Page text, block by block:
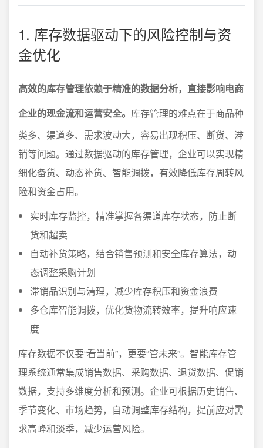
1. 库存数据驱动下的风险控制与资
金优化
高效的库存管理依赖于精准的数据分析，直接影响电商
企业的现金流和运营安全。 库存管理的难点在于商品种
类多、渠道多、需求波动大，容易出现积压、断货、滞
销等问题。通过数据驱动的库存管理，企业可以实现精
细化备货、动态补货、智能调拨，有效降低库存周转风
险和资金占用。
实时库存监控，精准掌握各渠道库存状态，防止断
货和超卖
自动补货策略，结合销售预测和安全库存算法，动
态调整采购计划
滞销品识别与清理，减少库存积压和资金浪费
多仓库智能调拨，优化货物流转效率，提升响应速
度
库存数据不仅要“看当前”，更要“管未来”。智能库存管
理系统通常集成销售数据、采购数据、退货数据、促销
数据，支持多维度分析和预测。企业可根据历史销售、
季节变化、市场趋势，自动调整库存结构，提前应对需
求高峰和淡季，减少运营风险。